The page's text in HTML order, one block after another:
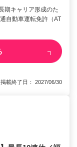
期キャリア形成のた
自動車運転免許（AT
載終了日： 2027/06/30